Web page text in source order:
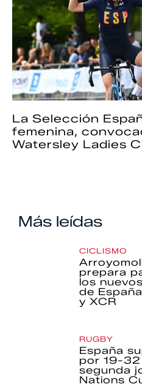
La Selección
femenina,
Watersley Ladies
Más leídas
CICLISMO
prepara
los
de
y XCR
RUGBY
España
por 19-32
segunda
Nations